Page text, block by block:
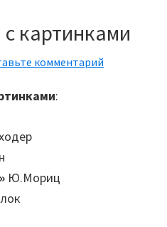
с картинками
комментарий
:
Ю.Мориц